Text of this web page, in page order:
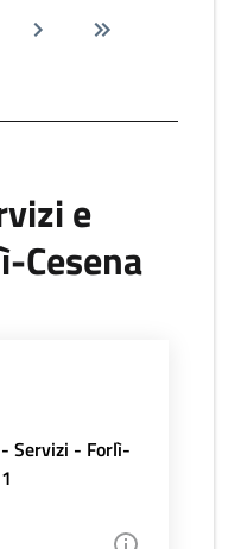
e
Cesena
Servizi - Forlì-